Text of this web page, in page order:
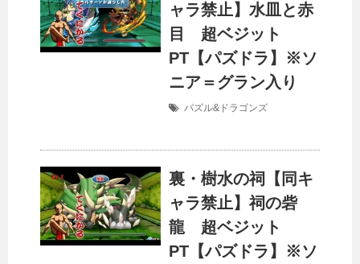
ャラ禁止】水皿と赤
目 超ベジット
PT【パズドラ】※ソ
ニア＝グラン入り
パズル&ドラゴンズ
裏・樹水の祠【同キ
ャラ禁止】祠の砦
龍 超ベジット
PT【パズドラ】※ソ